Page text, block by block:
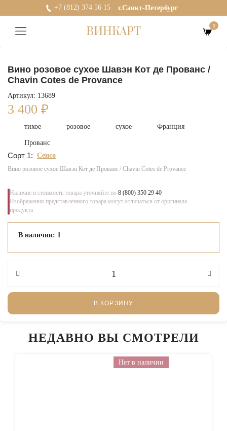
+7 (812) 374 56 15 г.Санкт-Петербург
ВИНКАРТ 0
Вино розовое сухое Шавэн Кот де Прованс /
Chavin Cotes de Provance
Артикул: 13689
3 400 ₽
тихое розовое сухое Франция
Прованс
Сорт 1: Сенсо
Вино розовое сухое Шавэн Кот де Прованс / Chavin Cotes de Provance
Наличие и стоимость товара уточняйте по 8 (800) 350 29 40
Изображения представленного товара могут отличаться от оригинала
продукта
В наличии: 1
В КОРЗИНУ
НЕДАВНО ВЫ СМОТРЕЛИ
Нет в наличии